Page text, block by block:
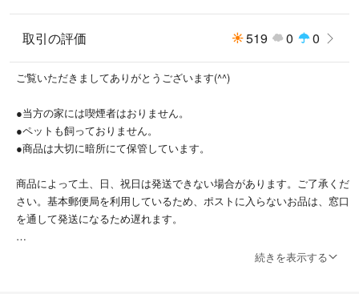
取引の評価 519 0 0
ご覧いただきましてありがとうございます(^^)
●当方の家には喫煙者はおりません。
●ペットも飼っておりません。
●商品は大切に暗所にて保管しています。
商品によって土、日、祝日は発送できない場合があります。ご了承くだ
さい。基本郵便局を利用しているため、ポストに入らないお品は、窓口
を通して発送になるため遅れます。
続きを表示する